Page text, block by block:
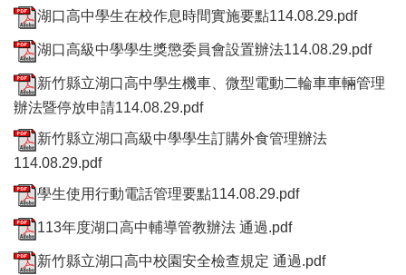
湖口高中學生在校作息時間實施要點114.08.29.pdf
湖口高級中學學生獎懲委員會設置辦法114.08.29.pdf
新竹縣立湖口高中學生機車、微型電動二輪車車輛管理
辦法暨停放申請114.08.29.pdf
新竹縣立湖口高級中學學生訂購外食管理辦法
114.08.29.pdf
學生使用行動電話管理要點114.08.29.pdf
113年度湖口高中輔導管教辦法 通過.pdf
新竹縣立湖口高中校園安全檢查規定 通過.pdf